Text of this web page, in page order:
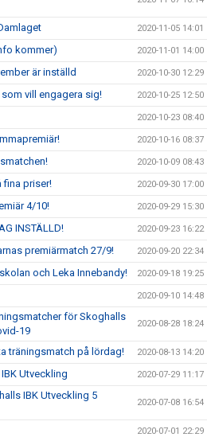
2020-11-05 14:01
kommer) 2020-11-01 14:00
är inställd 2020-10-30 12:29
vill engagera sig! 2020-10-25 12:50
2020-10-23 08:40
2020-10-16 08:37
2020-10-09 08:43
priser! 2020-09-30 17:00
4/10! 2020-09-29 15:30
INSTÄLLD! 2020-09-23 16:22
premiärmatch 27/9! 2020-09-20 22:34
och Leka Innebandy! 2020-09-18 19:25
2020-09-10 14:48
för Skoghalls
19
2020-08-28 18:24
träningsmatch på lördag! 2020-08-13 14:20
Utveckling 2020-07-29 11:17
IBK Utveckling 5
2020-07-08 16:54
2020-07-01 22:29